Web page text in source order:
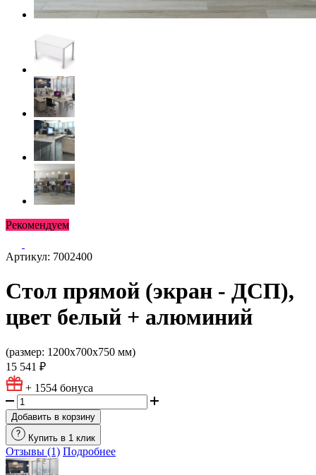
Рекомендуем
Артикул: 7002400
Стол прямой (экран - ДСП),
цвет белый + алюминий
(размер: 1200х700х750 мм)
15 541 ₽
+ 1554 бонуса
Добавить в корзину
Купить в 1 клик
Отзывы (1) Подробнее